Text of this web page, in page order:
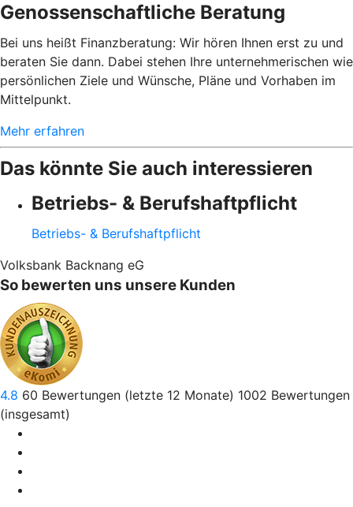
Genossenschaftliche Beratung
Bei uns heißt Finanzberatung: Wir hören Ihnen erst zu und
beraten Sie dann. Dabei stehen Ihre unternehmerischen wie
persönlichen Ziele und Wünsche, Pläne und Vorhaben im
Mittelpunkt.
Mehr erfahren
Das könnte Sie auch interessieren
Betriebs- & Berufshaftpflicht
Betriebs- & Berufshaftpflicht
Volksbank Backnang eG
So bewerten uns unsere Kunden
4.8 60 Bewertungen (letzte 12 Monate) 1002 Bewertungen
(insgesamt)